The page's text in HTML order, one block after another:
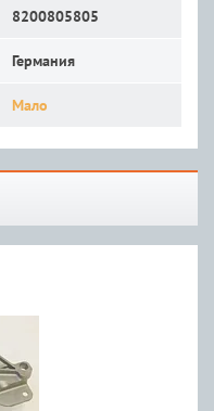
8200805805
Германия
Мало